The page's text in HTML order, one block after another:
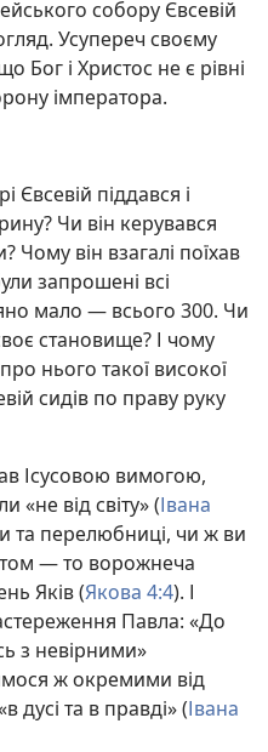
собору Євсевій
Усупереч своєму
Бог і Христос не є рівні
імператора.
Євсевій піддався і
Чи він керувався
Чому він взагалі поїхав
запрошені всі
мало — всього 300. Чи
становище? І чому
нього такої високої
сидів по праву руку
Ісусовою вимогою,
«не від світу» (Івана
та перелюбниці, чи ж ви
— то ворожнеча
Яків (Якова 4:4). І
Павла: «До
з невірними»
ж окремими від
дусі та в правді» (Івана